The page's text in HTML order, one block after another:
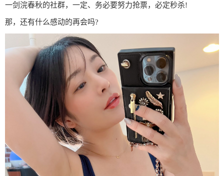
一剑浣春秋的社群，一定、务必要努力抢票，必定秒杀!
那，还有什么感动的再会吗?